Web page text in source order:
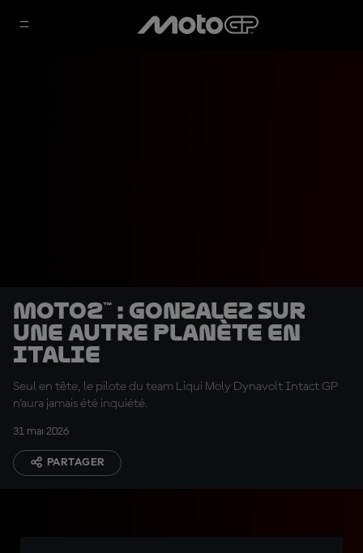
Moto2™ : Gonzalez sur
une autre planète en
Italie
Seul en tête, le pilote du team Liqui Moly Dynavolt Intact GP
n'aura jamais été inquiété.
31 mai 2026
PARTAGER